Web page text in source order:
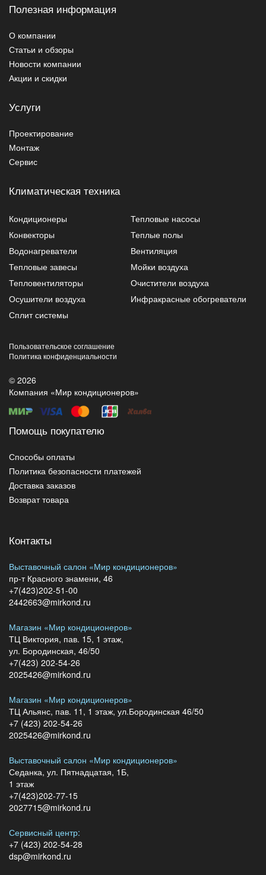
Полезная информация
О компании
Статьи и обзоры
Новости компании
Акции и скидки
Услуги
Проектирование
Монтаж
Сервис
Климатическая техника
Кондиционеры
Тепловые насосы
Конвекторы
Теплые полы
Водонагреватели
Вентиляция
Тепловые завесы
Мойки воздуха
Тепловентиляторы
Очистители воздуха
Осушители воздуха
Инфракрасные обогреватели
Сплит системы
Пользовательское соглашение
Политика конфиденциальности
© 2026
Компания «Мир кондиционеров»
Помощь покупателю
Способы оплаты
Политика безопасности платежей
Доставка заказов
Возврат товара
Контакты
Выставочный салон «Мир кондиционеров»
пр-т Красного знамени, 46
+7(423)202-51-00
2442663@mirkond.ru
Магазин «Мир кондиционеров»
ТЦ Виктория, пав. 15, 1 этаж,
ул. Бородинская, 46/50
+7(423) 202-54-26
2025426@mirkond.ru
Магазин «Мир кондиционеров»
ТЦ Альянс, пав. 11, 1 этаж, ул.Бородинская 46/50
+7 (423) 202-54-26
2025426@mirkond.ru
Выставочный салон «Мир кондиционеров»
Седанка, ул. Пятнадцатая, 1Б,
1 этаж
+7(423)202-77-15
2027715@mirkond.ru
Сервисный центр:
+7 (423) 202-54-28
dsp@mirkond.ru